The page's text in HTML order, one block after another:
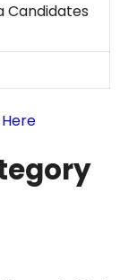
Candidates